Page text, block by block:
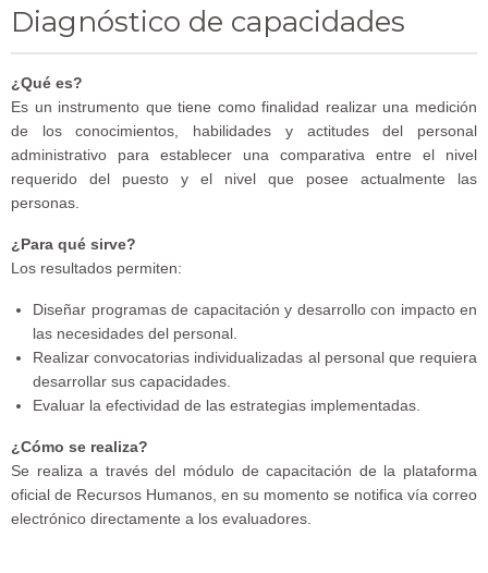
Diagnóstico de capacidades
¿Qué es?
Es un instrumento que tiene como finalidad realizar una medición
de los conocimientos, habilidades y actitudes del personal
administrativo para establecer una comparativa entre el nivel
requerido del puesto y el nivel que posee actualmente las
personas.
¿Para qué sirve?
Los resultados permiten:
Diseñar programas de capacitación y desarrollo con impacto en
las necesidades del personal.
Realizar convocatorias individualizadas al personal que requiera
desarrollar sus capacidades.
Evaluar la efectividad de las estrategias implementadas.
¿Cómo se realiza?
Se realiza a través del módulo de capacitación de la plataforma
oficial de Recursos Humanos, en su momento se notifica vía correo
electrónico directamente a los evaluadores.